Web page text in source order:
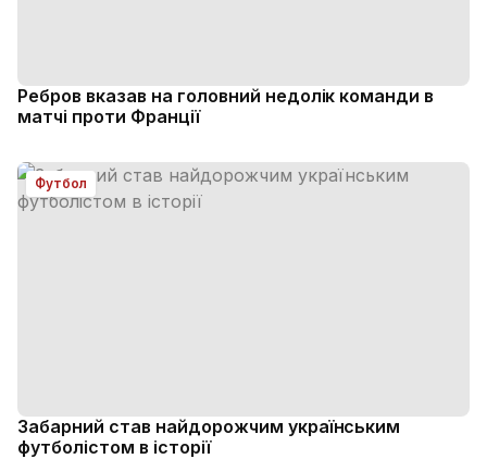
Ребров вказав на головний недолік команди в
матчі проти Франції
Футбол
Забарний став найдорожчим українським
футболістом в історії